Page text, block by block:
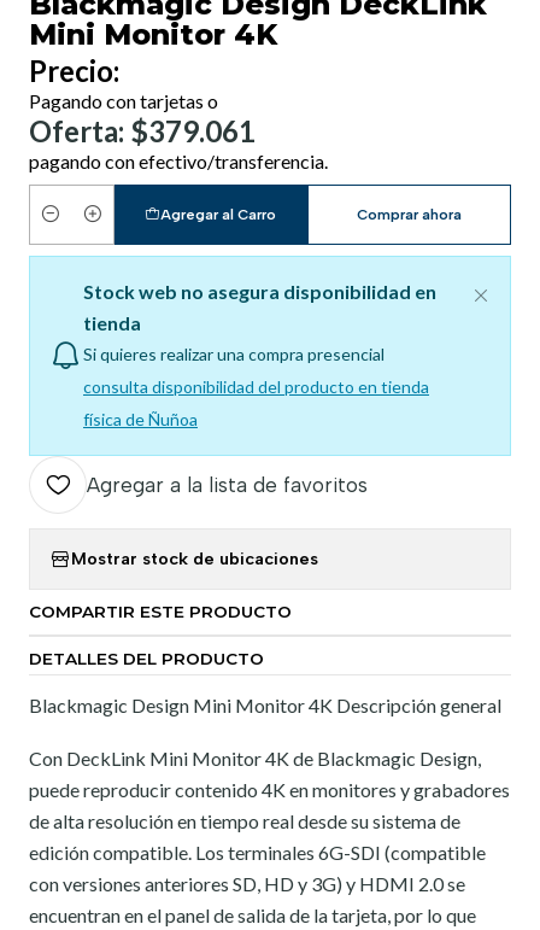
Mini Monitor 4K
Precio:
Pagando con tarjetas o
Oferta: $379.061
pagando con efectivo/transferencia.
Cantidad
Agregar al Carro Comprar ahora
Stock web no asegura disponibilidad en
tienda
Si quieres realizar una compra presencial
consulta disponibilidad del producto en tienda
física de Ñuñoa
Agregar a la lista de favoritos
Mostrar stock de ubicaciones
COMPARTIR ESTE PRODUCTO
DETALLES DEL PRODUCTO
Blackmagic Design Mini Monitor 4K Descripción general
Con DeckLink Mini Monitor 4K de Blackmagic Design,
puede reproducir contenido 4K en monitores y grabadores
de alta resolución en tiempo real desde su sistema de
edición compatible. Los terminales 6G-SDI (compatible
con versiones anteriores SD, HD y 3G) y HDMI 2.0 se
encuentran en el panel de salida de la tarjeta, por lo que